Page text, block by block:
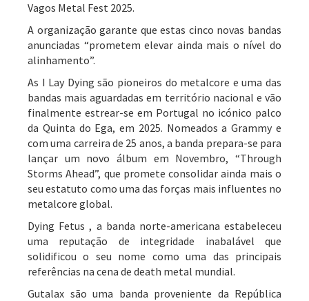
Vagos Metal Fest 2025.
A organização garante que estas cinco novas bandas
anunciadas “prometem elevar ainda mais o nível do
alinhamento”.
As I Lay Dying são pioneiros do metalcore e uma das
bandas mais aguardadas em território nacional e vão
finalmente estrear-se em Portugal no icónico palco
da Quinta do Ega, em 2025. Nomeados a Grammy e
com uma carreira de 25 anos, a banda prepara-se para
lançar um novo álbum em Novembro, “Through
Storms Ahead”, que promete consolidar ainda mais o
seu estatuto como uma das forças mais influentes no
metalcore global.
Dying Fetus , a banda norte-americana estabeleceu
uma reputação de integridade inabalável que
solidificou o seu nome como uma das principais
referências na cena de death metal mundial.
Gutalax são uma banda proveniente da República